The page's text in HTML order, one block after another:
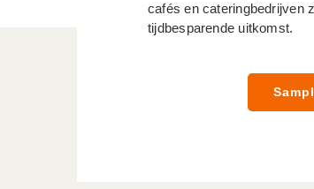
cafés en cateringbedrijven
tijdbesparende uitkomst.